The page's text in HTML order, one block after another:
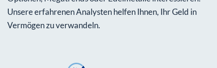
Unsere erfahrenen Analysten helfen Ihnen, Ihr Geld in
Vermögen zu verwandeln.